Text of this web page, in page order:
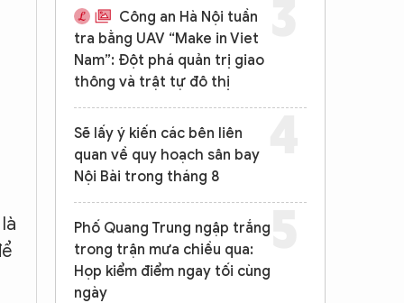
Công an Hà Nội tuần
tra bằng UAV “Make in Viet
Nam”: Đột phá quản trị giao
thông và trật tự đô thị
Sẽ lấy ý kiến các bên liên
quan về quy hoạch sân bay
Nội Bài trong tháng 8
Phố Quang Trung ngập trắng
trong trận mưa chiều qua:
Họp kiểm điểm ngay tối cùng
ngày